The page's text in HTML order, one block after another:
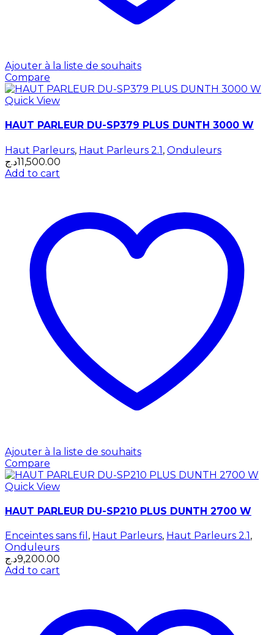
Ajouter à la liste de souhaits
Compare
Quick View
HAUT PARLEUR DU-SP379 PLUS DUNTH 3000 W
Haut Parleurs, Haut Parleurs 2.1, Onduleurs
11,500.00د.ج
Add to cart
Ajouter à la liste de souhaits
Compare
Quick View
HAUT PARLEUR DU-SP210 PLUS DUNTH 2700 W
Enceintes sans fil , Haut Parleurs, Haut Parleurs 2.1 ,
Onduleurs
9,200.00د.ج
Add to cart